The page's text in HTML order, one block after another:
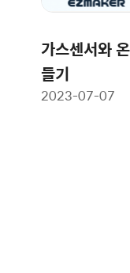
가스센서와
들기
2023-07-07